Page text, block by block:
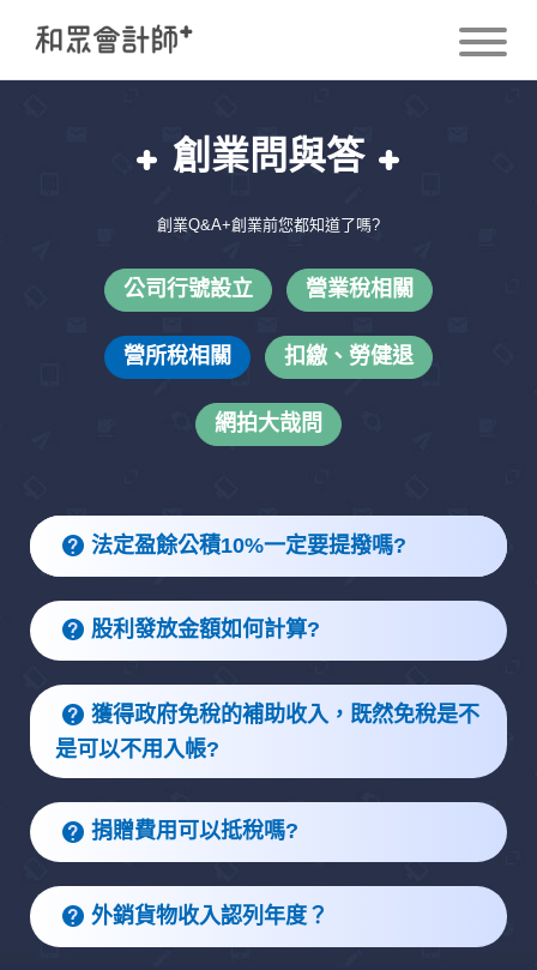
創業問與答
創業Q&A+創業前您都知道了嗎?
公司行號設立 營業稅相關
營所稅相關 扣繳、勞健退
網拍大哉問
法定盈餘公積10%一定要提撥嗎?
股利發放金額如何計算?
獲得政府免稅的補助收入，既然免稅是不
是可以不用入帳?
捐贈費用可以抵稅嗎?
外銷貨物收入認列年度？